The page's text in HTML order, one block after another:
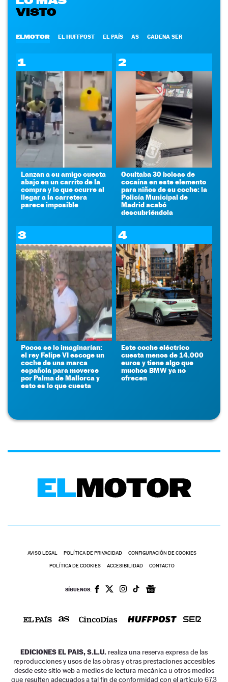
VISTO
ELMOTOR EL HUFFPOST EL PAÍS AS CADENA SER
1
Lanzan a su amigo cuesta
abajo en un carrito de la
compra y lo que ocurre al
llegar a la carretera
parece imposible
2
Ocultaba 30 bolsas de
cocaína en este elemento
para niños de su coche: la
Policía Municipal de
Madrid acabó
descubriéndola
3
Pocos se lo imaginarían:
el rey Felipe VI escoge un
coche de una marca
española para moverse
por Palma de Mallorca y
esto es lo que cuesta
4
Este coche eléctrico
cuesta menos de 14.000
euros y tiene algo que
muchos BMW ya no
ofrecen
AVISO LEGAL POLÍTICA DE PRIVACIDAD CONFIGURACIÓN DE COOKIES
POLÍTICA DE COOKIES ACCESIBILIDAD CONTACTO
SÍGUENOS:
EDICIONES EL PAIS, S.L.U. realiza una reserva expresa de las
reproducciones y usos de las obras y otras prestaciones accesibles
desde este sitio web a medios de lectura mecánica u otros medios
que resulten adecuados a tal fin de conformidad con el artículo 67.3